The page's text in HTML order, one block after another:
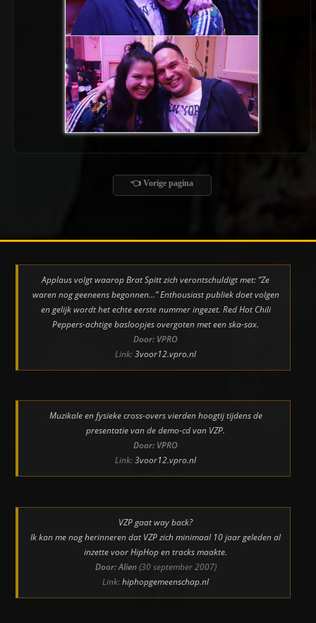
👈 Vorige pagina
Applaus volgt waarop Brat Spitt zich verontschuldigt met: “Ze
waren nog geeneens begonnen…” Enthousiast publiek doet volgen
en gelijk wordt het echte eerste nummer ingezet. Red Hot Chili
Peppers-achtige basloopjes overgoten met een ska-sax.
Door: VPRO
Link:3voor12.vpro.nl
Muzikale en fysieke cross-overs vierden hoogtij tijdens de
presentatie van de demo-cd van VZP.
Door: VPRO
Link:3voor12.vpro.nl
VZP gaat way back?
Ik kan me nog herinneren dat VZP zich minimaal 10 jaar geleden al
inzette voor HipHop en tracks maakte.
Door: Alien(30 september 2007)
Link:hiphopgemeenschap.nl